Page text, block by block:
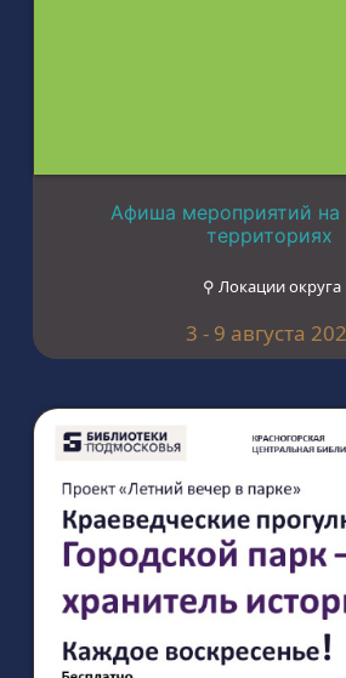
Афиша мероприятий на
территориях
⚲ Локации округа
3 - 9 августа